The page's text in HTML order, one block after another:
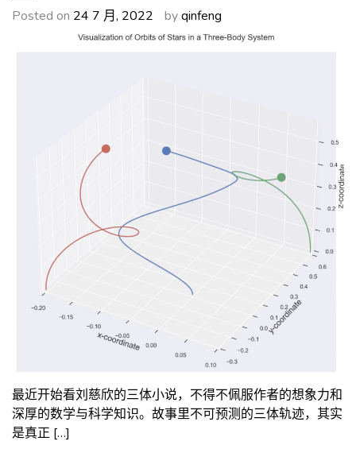
来
公
荡
的
分
配
Posted on 24 7 月, 2022 byqinfeng
最近开始看刘慈欣的三体小说，不得不佩服作者的想象力和
深厚的数学与科学知识。故事里不可预测的三体轨迹，其实
是真正 […]